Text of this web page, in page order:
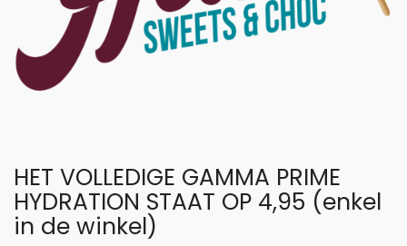
HET VOLLEDIGE GAMMA PRIME
HYDRATION STAAT OP 4,95 (enkel
in de winkel)